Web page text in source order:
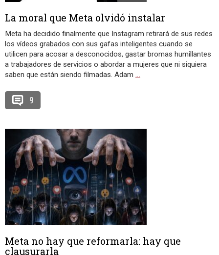
La moral que Meta olvidó instalar
Meta ha decidido finalmente que Instagram retirará de sus redes
los vídeos grabados con sus gafas inteligentes cuando se
utilicen para acosar a desconocidos, gastar bromas humillantes
a trabajadores de servicios o abordar a mujeres que ni siquiera
saben que están siendo filmadas. Adam …
9
Meta no hay que reformarla: hay que
clausurarla